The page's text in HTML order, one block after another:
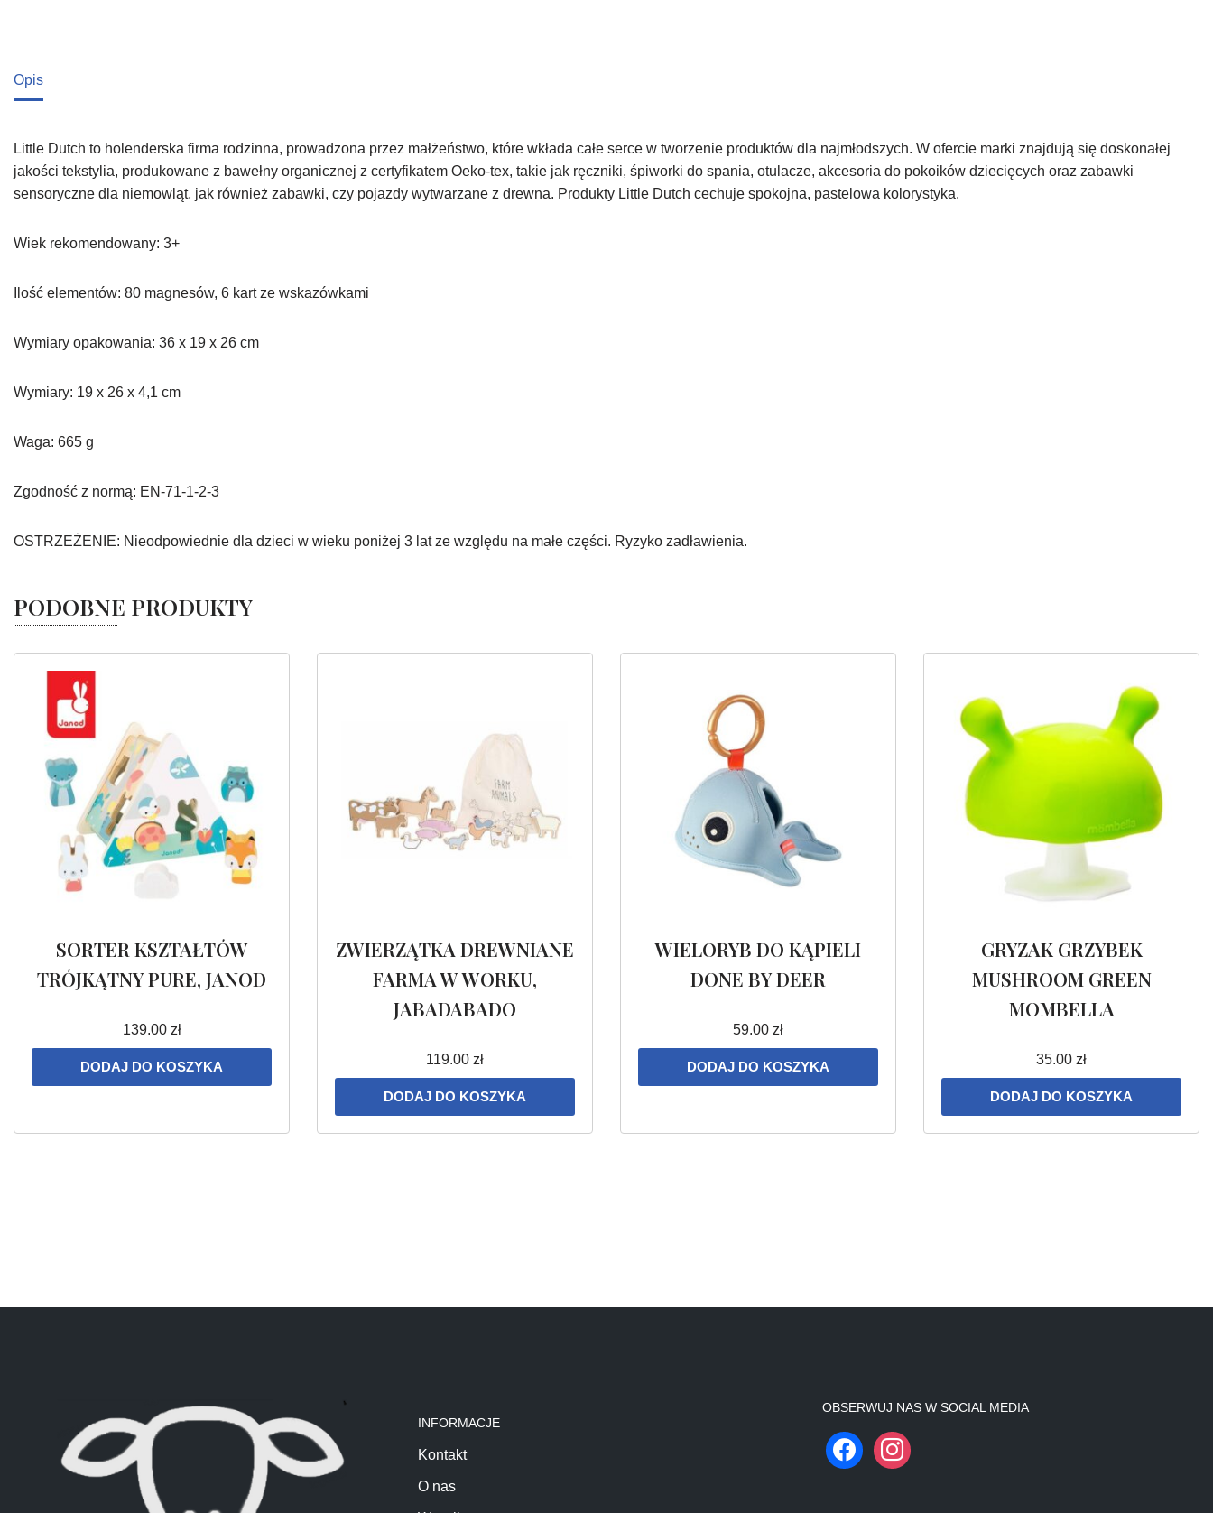
Opis
Little Dutch to holenderska firma rodzinna, prowadzona przez małżeństwo, które wkłada całe serce w tworzenie produktów dla najmłodszych. W ofercie marki znajdują się doskonałej
jakości tekstylia, produkowane z bawełny organicznej z certyfikatem Oeko-tex, takie jak ręczniki, śpiworki do spania, otulacze, akcesoria do pokoików dziecięcych oraz zabawki
sensoryczne dla niemowląt, jak również zabawki, czy pojazdy wytwarzane z drewna. Produkty Little Dutch cechuje spokojna, pastelowa kolorystyka.
Wiek rekomendowany: 3+
Ilość elementów: 80 magnesów, 6 kart ze wskazówkami
Wymiary opakowania: 36 x 19 x 26 cm
Wymiary: 19 x 26 x 4,1 cm
Waga: 665 g
Zgodność z normą: EN-71-1-2-3
OSTRZEŻENIE: Nieodpowiednie dla dzieci w wieku poniżej 3 lat ze względu na małe części. Ryzyko zadławienia.
PODOBNE PRODUKTY
SORTER KSZTAŁTÓW
TRÓJKĄTNY PURE, JANOD
139.00 zł
DODAJ DO KOSZYKA
ZWIERZĄTKA DREWNIANE
FARMA W WORKU,
JABADABADO
119.00 zł
DODAJ DO KOSZYKA
WIELORYB DO KĄPIELI
DONE BY DEER
59.00 zł
DODAJ DO KOSZYKA
GRYZAK GRZYBEK
MUSHROOM GREEN
MOMBELLA
35.00 zł
DODAJ DO KOSZYKA
INFORMACJE
Kontakt
O nas
OBSERWUJ NAS W SOCIAL MEDIA